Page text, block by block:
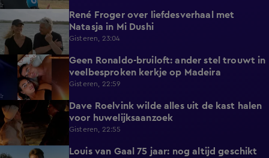
René Froger over liefdesverhaal met
Natasja in Mi Dushi
Gisteren, 23:04
1:01
Geen Ronaldo-bruiloft: ander stel trouwt in
veelbesproken kerkje op Madeira
Gisteren, 22:59
1:37
Dave Roelvink wilde alles uit de kast halen
voor huwelijksaanzoek
Gisteren, 22:55
1:16
Louis van Gaal 75 jaar: nog altijd geschikt